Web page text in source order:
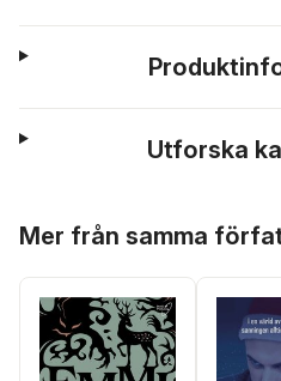
Utforska
Mer från samma